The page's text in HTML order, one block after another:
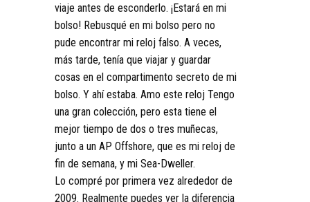
viaje antes de esconderlo. ¡Estará en mi
bolso! Rebusqué en mi bolso pero no
pude encontrar mi reloj falso. A veces,
más tarde, tenía que viajar y guardar
cosas en el compartimento secreto de mi
bolso. Y ahí estaba. Amo este reloj Tengo
una gran colección, pero esta tiene el
mejor tiempo de dos o tres muñecas,
junto a un AP Offshore, que es mi reloj de
fin de semana, y mi Sea-Dweller.
Lo compré por primera vez alrededor de
2009. Realmente puedes ver la diferencia